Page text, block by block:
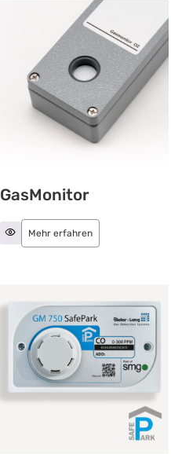
GasMonitor
Mehr erfahren